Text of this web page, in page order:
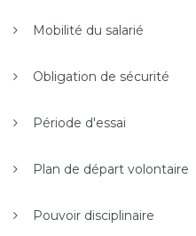
Mobilité du salarié
Obligation de sécurité
Période d'essai
Plan de départ volontaire
Pouvoir disciplinaire